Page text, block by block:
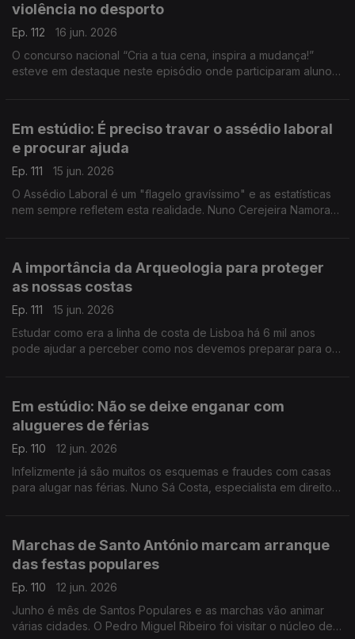
violência no desporto
Ep. 112
16 jun. 2026
O concurso nacional “Cria a tua cena, inspira a mudança!”
esteve em destaque neste episódio onde participaram alunos,
Em estúdio: É preciso travar o assédio laboral
e procurar ajuda
Ep. 111
15 jun. 2026
O Assédio Laboral é um "flagelo gravíssimo" e as estatísticas
nem sempre refletem esta realidade. Nuno Cerejeira Namora
A importância da Arqueologia para proteger
as nossas costas
Ep. 111
15 jun. 2026
Estudar como era a linha de costa de Lisboa há 6 mil anos
pode ajudar a perceber como nos devemos preparar para o
Em estúdio: Não se deixe enganar com
alugueres de férias
Ep. 110
12 jun. 2026
Infelizmente já são muitos os esquemas e fraudes com casas
para alugar nas férias. Nuno Sá Costa, especialista em direito
Marchas de Santo António marcam arranque
das festas populares
Ep. 110
12 jun. 2026
Junho é mês de Santos Populares e as marchas vão animar
várias cidades. O Pedro Miguel Ribeiro foi visitar o núcleo de